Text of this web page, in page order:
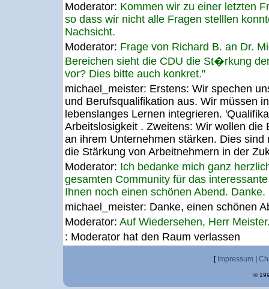
Moderator: Kommen wir zu einer letzten
so dass wir nicht alle Fragen stelllen
Nachsicht.
Moderator: Frage von Richard B. an Dr.
Bereichen sieht die CDU die St�rkung
vor? Dies bitte auch konkret."
michael_meister: Erstens: Wir spechen
und Berufsqualifikation aus. Wir müssen
lebenslanges Lernen integrieren.
Arbeitslosigkeit . Zweitens: Wir wollen die
an ihrem Unternehmen stärken. Dies
die Stärkung von Arbeitnehmern in der
Moderator: Ich bedanke mich ganz
gesamten Community für das
Ihnen noch einen schönen Abend. Danke.
michael_meister: Danke, einen schönen
Moderator: Auf Wiedersehen, Herr
: Moderator hat den Raum verlassen
[ Impressum
©